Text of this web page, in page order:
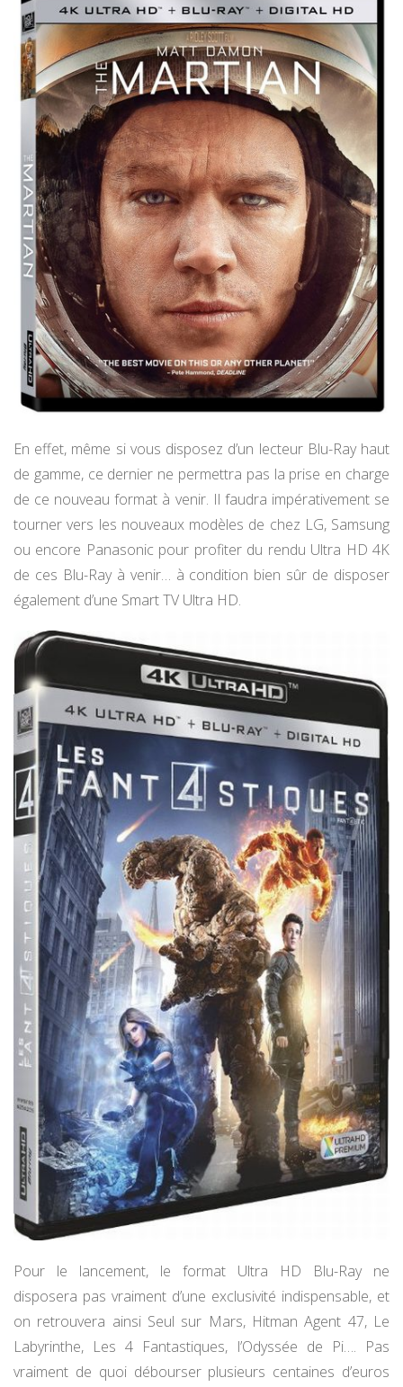
En effet, même si vous disposez d’un lecteur Blu-Ray haut
de gamme, ce dernier ne permettra pas la prise en charge
de ce nouveau format à venir. Il faudra impérativement se
tourner vers les nouveaux modèles de chez LG, Samsung
ou encore Panasonic pour profiter du rendu Ultra HD 4K
de ces Blu-Ray à venir… à condition bien sûr de disposer
également d’une Smart TV Ultra HD.
Pour le lancement, le format Ultra HD Blu-Ray ne
disposera pas vraiment d’une exclusivité indispensable, et
on retrouvera ainsi Seul sur Mars, Hitman Agent 47, Le
Labyrinthe, Les 4 Fantastiques, l’Odyssée de Pi…. Pas
vraiment de quoi débourser plusieurs centaines d’euros